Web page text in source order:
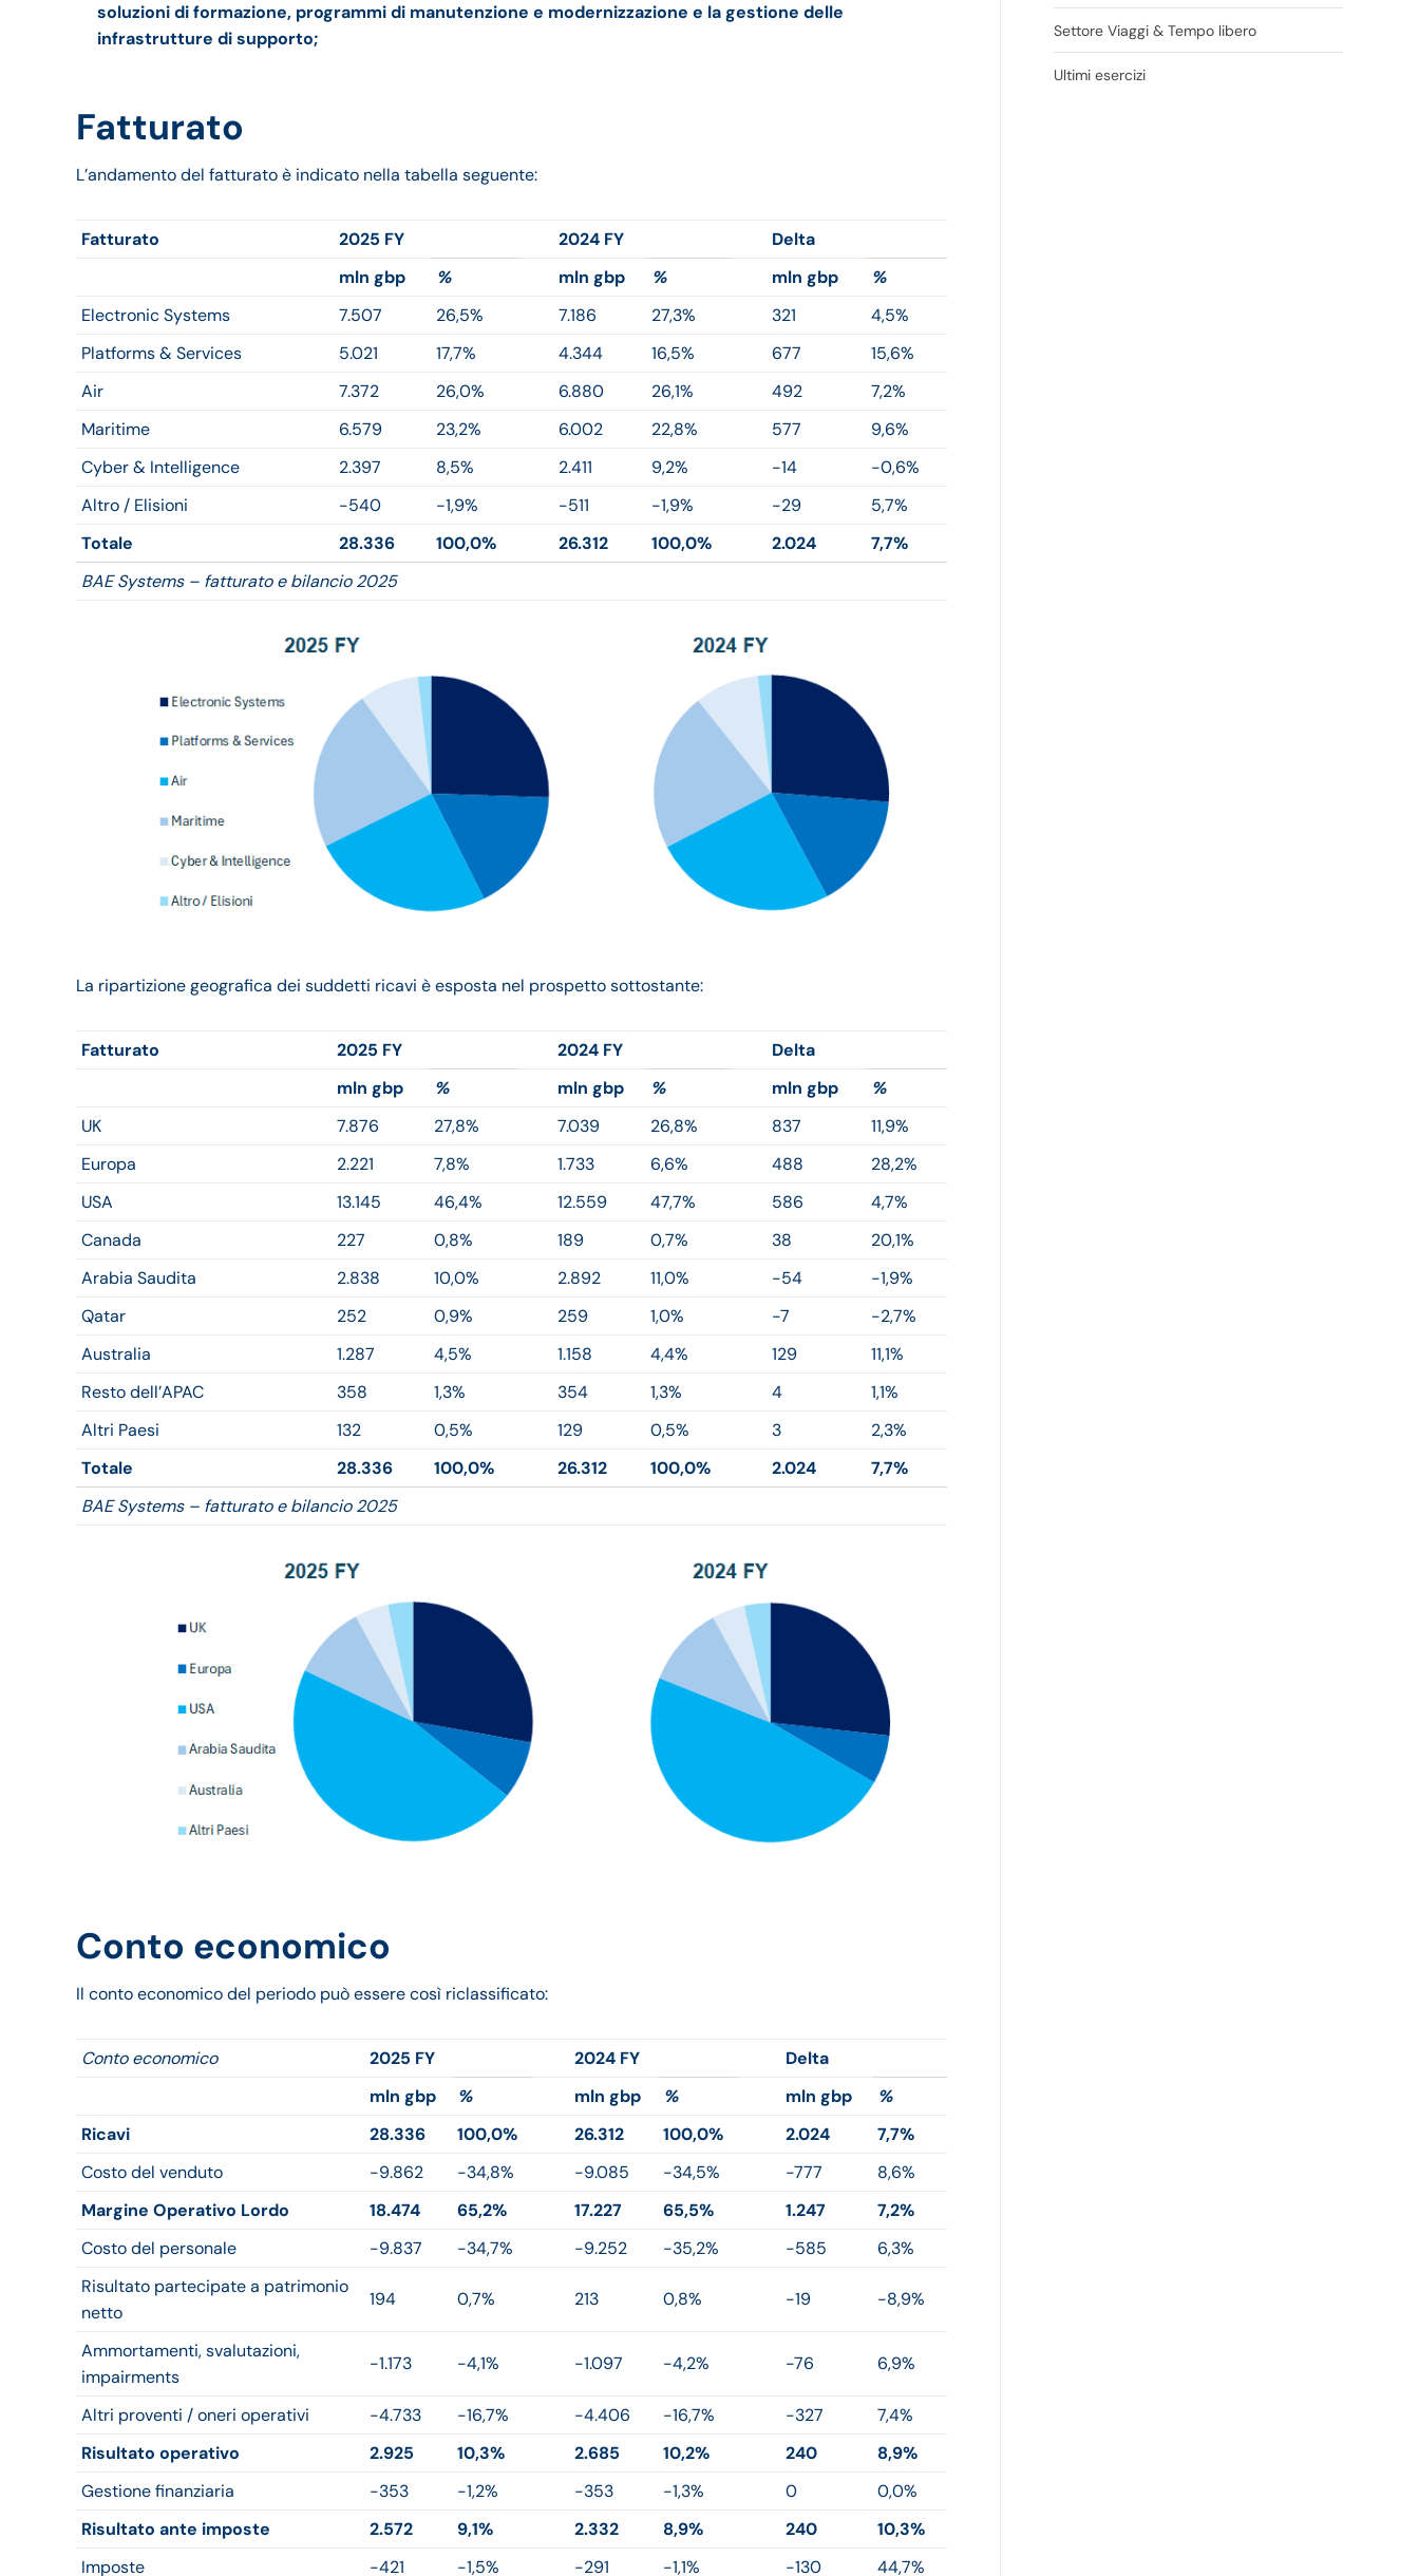
soluzioni di formazione, programmi di manutenzione e modernizzazione e la gestione delle
infrastrutture di supporto;
Fatturato
L’andamento del fatturato è indicato nella tabella seguente:
Fatturato 2025 FY 2024 FY
Delta
mln gbp
% mln gbp % mln gbp
%
Electronic Systems
7.507 26,5% 7.186 27,3% 321
4,5%
Platforms & Services
5.021 17,7% 4.344 16,5% 677
15,6%
Air
7.372 26,0% 6.880 26,1% 492
7,2%
Maritime
6.579 23,2% 6.002 22,8% 577
9,6%
Cyber & Intelligence
2.397 8,5% 2.411 9,2% -14
-0,6%
Altro / Elisioni
-540 -1,9% -511 -1,9% -29
5,7%
Totale
28.336 100,0% 26.312 100,0% 2.024
7,7%
BAE Systems – fatturato e bilancio 2025
La ripartizione geografica dei suddetti ricavi è esposta nel prospetto sottostante:
Fatturato 2025 FY 2024 FY
Delta
mln gbp
% mln gbp % mln gbp
%
UK
7.876 27,8% 7.039 26,8% 837
11,9%
Europa
2.221 7,8% 1.733 6,6% 488
28,2%
USA
13.145 46,4% 12.559 47,7% 586
4,7%
Canada
227 0,8% 189 0,7% 38
20,1%
Arabia Saudita
2.838 10,0% 2.892 11,0% -54
-1,9%
Qatar
252 0,9% 259 1,0% -7
-2,7%
Australia
1.287 4,5% 1.158 4,4% 129
11,1%
Resto dell’APAC
358 1,3% 354 1,3% 4
1,1%
Altri Paesi
132 0,5% 129 0,5% 3
2,3%
Totale
28.336 100,0% 26.312 100,0% 2.024
7,7%
BAE Systems – fatturato e bilancio 2025
Conto economico
Il conto economico del periodo può essere così riclassificato:
Conto economico 2025 FY 2024 FY
Delta
mln gbp
% mln gbp % mln gbp
%
Ricavi
28.336 100,0% 26.312 100,0% 2.024
7,7%
Costo del venduto
-9.862 -34,8% -9.085 -34,5% -777
8,6%
Margine Operativo Lordo
18.474 65,2% 17.227 65,5% 1.247
7,2%
Costo del personale
-9.837 -34,7% -9.252 -35,2% -585
6,3%
Risultato partecipate a patrimonio
netto
194 0,7% 213 0,8% -19 -8,9%
Ammortamenti, svalutazioni,
impairments
-1.173 -4,1% -1.097 -4,2% -76 6,9%
Altri proventi / oneri operativi -4.733 -16,7% -4.406 -16,7% -327
7,4%
Risultato operativo
2.925 10,3% 2.685 10,2% 240
8,9%
Gestione finanziaria
-353 -1,2% -353 -1,3% 0
0,0%
Risultato ante imposte
2.572 9,1% 2.332 8,9% 240
10,3%
Imposte
-421 -1,5% -291 -1,1% -130 44,7%
Settore Viaggi & Tempo libero
Ultimi esercizi